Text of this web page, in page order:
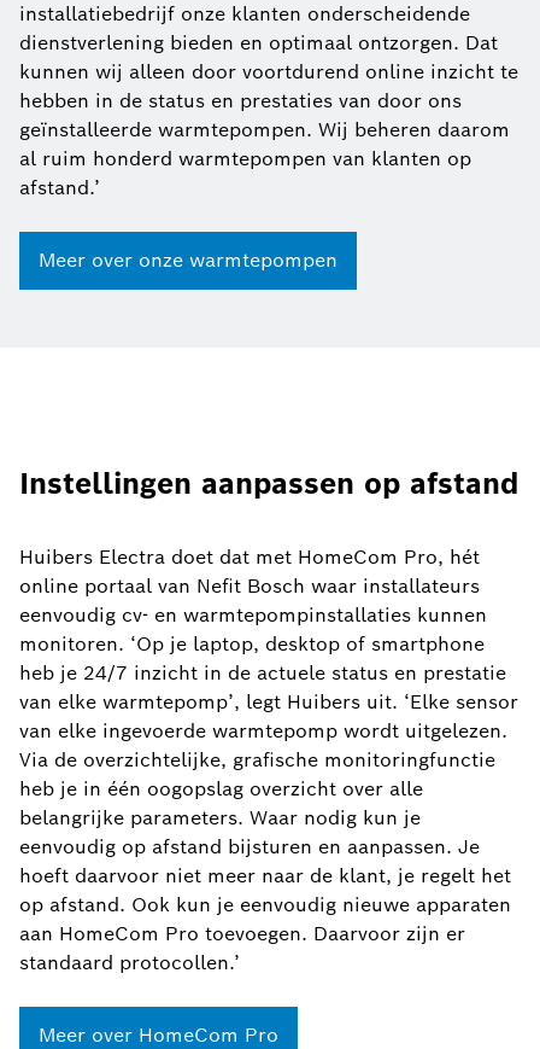
installatiebedrijf onze klanten onderscheidende
dienstverlening bieden en optimaal ontzorgen. Dat
kunnen wij alleen door voortdurend online inzicht te
hebben in de status en prestaties van door ons
geïnstalleerde warmtepompen. Wij beheren daarom
al ruim honderd warmtepompen van klanten op
afstand.’
Meer over onze warmtepompen
Instellingen aanpassen op afstand
Huibers Electra doet dat met HomeCom Pro, hét
online portaal van Nefit Bosch waar installateurs
eenvoudig cv- en warmtepompinstallaties kunnen
monitoren. ‘Op je laptop, desktop of smartphone
heb je 24/7 inzicht in de actuele status en prestatie
van elke warmtepomp’, legt Huibers uit. ‘Elke sensor
van elke ingevoerde warmtepomp wordt uitgelezen.
Via de overzichtelijke, grafische monitoringfunctie
heb je in één oogopslag overzicht over alle
belangrijke parameters. Waar nodig kun je
eenvoudig op afstand bijsturen en aanpassen. Je
hoeft daarvoor niet meer naar de klant, je regelt het
op afstand. Ook kun je eenvoudig nieuwe apparaten
aan HomeCom Pro toevoegen. Daarvoor zijn er
standaard protocollen.’
Meer over HomeCom Pro